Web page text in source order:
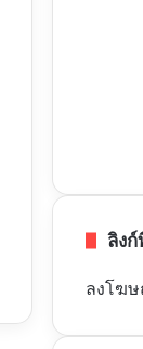
ลิง
ลงโฆ